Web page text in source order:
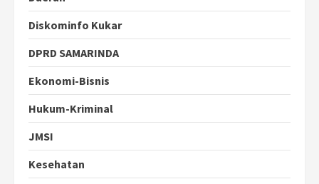
Diskominfo Kukar
DPRD SAMARINDA
Ekonomi-Bisnis
Hukum-Kriminal
JMSI
Kesehatan